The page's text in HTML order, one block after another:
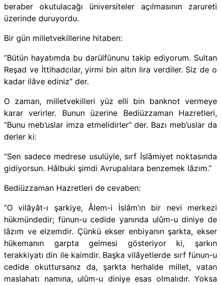
beraber okutulacağı üniversiteler açılmasının zarureti
üzerinde duruyordu.
Bir gün milletvekillerine hitaben:
“Bütün hayatımda bu darülfünunu takip ediyorum. Sultan
Reşad ve İttihadcılar, yirmi bin altın lira verdiler. Siz de o
kadar ilâve ediniz” der.
O zaman, milletvekilleri yüz elli bin banknot vermeye
karar verirler. Bunun üzerine Bediüzzaman Hazretleri,
“Bunu meb’uslar imza etmelidirler” der. Bazı meb’uslar da
derler ki:
“Sen sadece medrese usulüyle, sırf İslâmiyet noktasında
gidiyorsun. Hâlbuki şimdi Avrupalılara benzemek lâzım.”
Bediüzzaman Hazretleri de cevaben:
“O vilâyât-ı şarkiye, Âlem-i İslâm’ın bir nevi merkezi
hükmündedir; fünun-u cedide yanında ulûm-u diniye de
lâzım ve elzemdir. Çünkü ekser enbiyanın şarkta, ekser
hükemanın garpta gelmesi gösteriyor ki, şarkın
terakkiyatı din ile kaimdir. Başka vilâyetlerde sırf fünun-u
cedide okuttursanız da, şarkta herhalde millet, vatan
maslahatı namına, ulûm-u diniye esas olmalıdır. Yoksa